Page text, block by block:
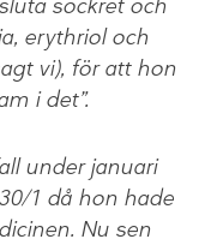
sockret och
erythriol och
vi), för att hon
i det”.
under januari
1 då hon hade
Nu sen